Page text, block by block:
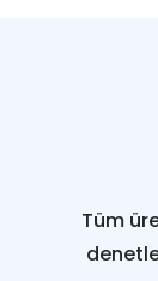
Tüm